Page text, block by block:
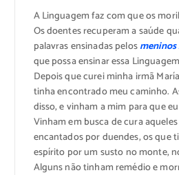
A Linguagem faz com que os
Os doentes recuperam a saúde
palavras ensinadas pelos
que possa ensinar essa
Depois que curei minha irmã
tinha encontrado meu caminho.
disso, e vinham a mim para que
Vinham em busca de cura
encantados por duendes, os que
espírito por um susto no monte,
Alguns não tinham remédio e